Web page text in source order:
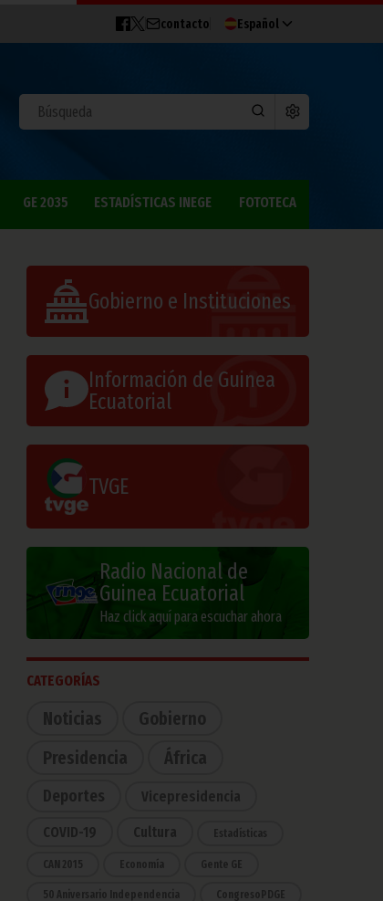
contacto Español
GE 2035 ESTADÍSTICAS INEGE FOTOTECA
Gobierno e Instituciones
Información de Guinea
Ecuatorial
TVGE
Radio Nacional de
Guinea Ecuatorial
Haz click aquí para escuchar ahora
CATEGORÍAS
Noticias
Gobierno
Presidencia
África
Deportes Vicepresidencia
COVID-19 Cultura Estadísticas
CAN 2015 Economía Gente GE
50 Aniversario Independencia CongresoPDGE